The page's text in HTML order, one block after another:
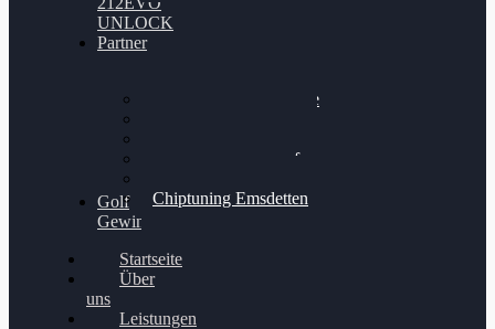
UNLOCK
Partner
Bilgenroth Performance
Chiptuning Schüttorf
Chiptuning Emsdetten
Golf
Gewinnspiel
Startseite
Über
uns
Leistungen